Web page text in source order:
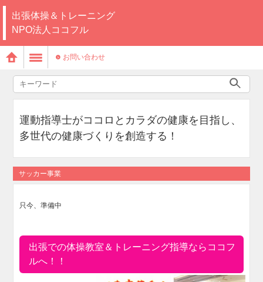
出張体操＆トレーニング
NPO法人ココフル
お問い合わせ
運動指導士がココロとカラダの健康を目指し、
多世代の健康づくりを創造する！
サッカー事業
只今、準備中
出張での体操教室＆トレーニング指導ならココフ
ルへ！！